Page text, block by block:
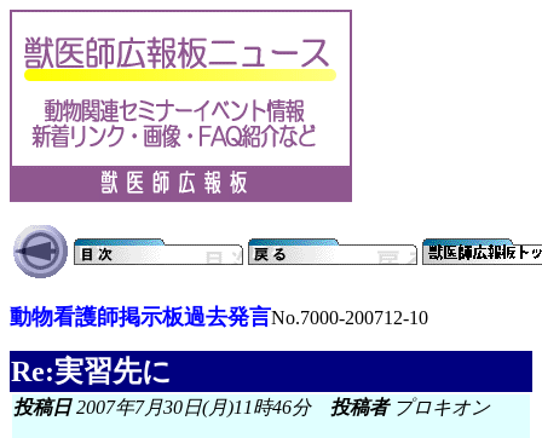
動物看護師掲示板過去発言No.7000-200712-10
Re:実習先に
投稿日2007年7月30日(月)11時46分 投稿者プロキオン